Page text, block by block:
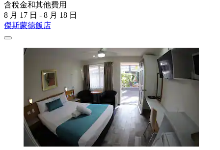
含稅金和其他費用
8 月 17 日 - 8 月 18 日
傑斯蒙德飯店